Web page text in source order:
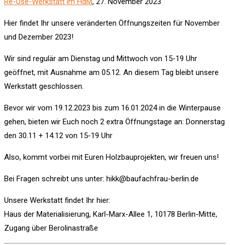
Hier findet Ihr unsere veränderten Öffnungszeiten für November
und Dezember 2023!
Wir sind regulär am Dienstag und Mittwoch von 15-19 Uhr
geöffnet, mit Ausnahme am 05.12. An diesem Tag bleibt unsere
Werkstatt geschlossen.
Bevor wir vom 19.12.2023 bis zum 16.01.2024 in die Winterpause
gehen, bieten wir Euch noch 2 extra Öffnungstage an: Donnerstag
den 30.11 + 14.12 von 15-19 Uhr
Also, kommt vorbei mit Euren Holzbauprojekten, wir freuen uns!
Bei Fragen schreibt uns unter: hikk@baufachfrau-berlin.de
Unsere Werkstatt findet Ihr hier:
Haus der Materialisierung, Karl-Marx-Allee 1, 10178 Berlin-Mitte,
Zugang über Berolinastraße